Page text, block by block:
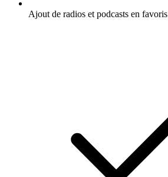
Ajout de radios et podcasts en favoris